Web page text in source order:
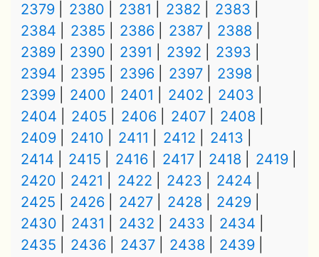
2379
2380 2381 2382
2383
2384
2385 2386 2387
2388
2389
2390 2391 2392
2393
2394
2395 2396 2397
2398
2399
2400 2401 2402
2403
2404
2405 2406 2407
2408
2409
2410 2411 2412
2413
2414
2415 2416 2417 2418
2419
2420
2421 2422 2423
2424
2425
2426 2427 2428
2429
2430
2431 2432 2433
2434
2435
2436 2437 2438
2439